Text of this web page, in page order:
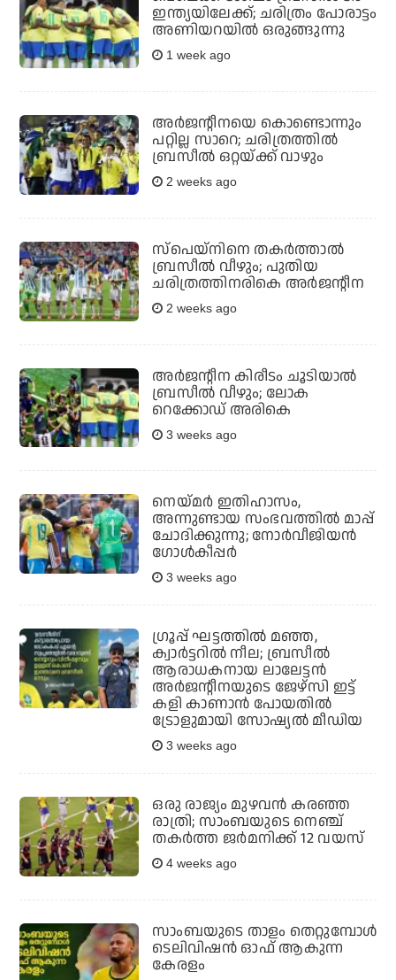
ഇന്ത്യയിലേക്ക്; ചരിത്രം പോരാട്ടം
അണിയറയില്‍ ഒരുങ്ങുന്നു
1 week ago
അര്‍ജന്റീനയെ കൊണ്ടൊന്നും
പറ്റില്ല സാറെ; ചരിത്രത്തില്‍
ബ്രസീല്‍ ഒറ്റയ്ക്ക് വാഴും
2 weeks ago
സ്‌പെയ്‌നിനെ തകര്‍ത്താല്‍
ബ്രസീല്‍ വീഴും; പുതിയ
ചരിത്രത്തിനരികെ അര്‍ജന്റീന
2 weeks ago
അർജന്റീന കിരീടം ചൂടിയാൽ
ബ്രസീൽ വീഴും; ലോക
റെക്കോഡ് അരികെ
3 weeks ago
നെയ്മര്‍ ഇതിഹാസം,
അന്നുണ്ടായ സംഭവത്തില്‍ മാപ്പ്
ചോദിക്കുന്നു; നോര്‍വീജിയന്‍
ഗോള്‍കീപ്പര്‍
3 weeks ago
ഗ്രൂപ്പ് ഘട്ടത്തില്‍ മഞ്ഞ,
ക്വാര്‍ട്ടറില്‍ നീല; ബ്രസീല്‍
ആരാധകനായ ലാലേട്ടന്‍
അര്‍ജന്റീനയുടെ ജേഴ്‌സി ഇട്ട്
കളി കാണാന്‍ പോയതില്‍
ട്രോളുമായി സോഷ്യല്‍ മീഡിയ
3 weeks ago
ഒരു രാജ്യം മുഴവന്‍ കരഞ്ഞ
രാത്രി; സാംബയുടെ നെഞ്ച്
തകര്‍ത്ത ജര്‍മനിക്ക് 12 വയസ്
4 weeks ago
സാംബയുടെ താളം തെറ്റുമ്പോള്‍
ടെലിവിഷന്‍ ഓഫ് ആകുന്ന
കേരളം